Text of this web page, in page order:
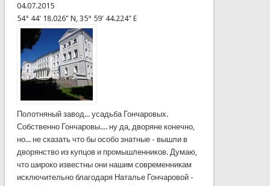
04.07.2015
54° 44' 18.026" N, 35° 59' 44.224" E
Полотняный завод... усадьба Гончаровых.
Собственно Гончаровы.... ну да, дворяне конечно,
но... не сказатьчто бы особо знатные- вышлив
дворянство из купцови промышленников. Думаю,
что широко известныони нашим современникам
исключительно благодаря Наталье Гончаровой-